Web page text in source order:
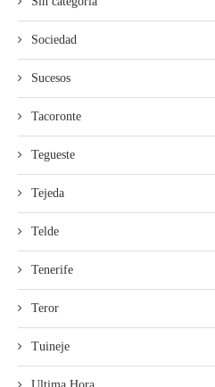
Sociedad
Sucesos
Tacoronte
Tegueste
Tejeda
Telde
Tenerife
Teror
Tuineje